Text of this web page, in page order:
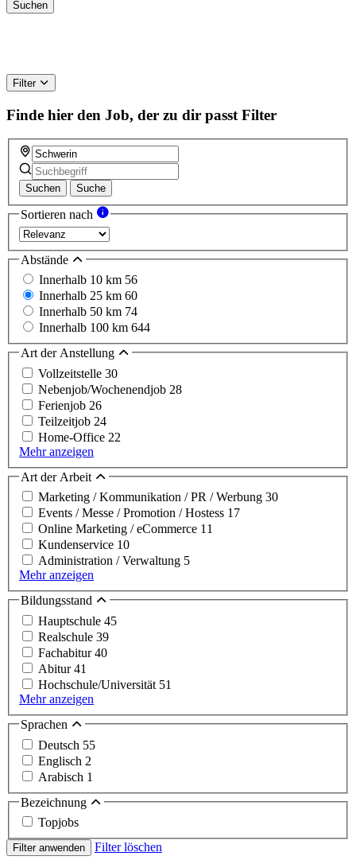
Filter
Finde hier den Job, der zu dir passt Filter
Suchen Suche
Sortieren nach
Abstände
Innerhalb 10 km 56
Innerhalb 25 km 60
Innerhalb 50 km 74
Innerhalb 100 km 644
Art der Anstellung
Vollzeitstelle 30
Nebenjob/Wochenendjob 28
Ferienjob 26
Teilzeitjob 24
Home-Office 22
Mehr anzeigen
Art der Arbeit
Marketing / Kommunikation / PR / Werbung 30
Events / Messe / Promotion / Hostess 17
Online Marketing / eCommerce 11
Kundenservice 10
Administration / Verwaltung 5
Mehr anzeigen
Bildungsstand
Hauptschule 45
Realschule 39
Fachabitur40
Abitur41
Hochschule/Universität 51
Mehr anzeigen
Sprachen
Deutsch 55
Englisch 2
Arabisch 1
Bezeichnung
Topjobs
Filter anwenden Filter löschen